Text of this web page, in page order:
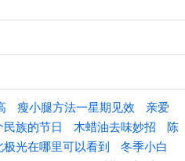
瘦小腿方法一星期见效
亲爱
族的节日 木蜡油去味妙招
陈
极光在哪里可以看到
冬季小白